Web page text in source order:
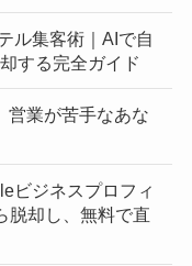
ル集客術｜AIで自
する完全ガイド
営業が苦手なあな
ビジネスプロフィ
脱却し、無料で直